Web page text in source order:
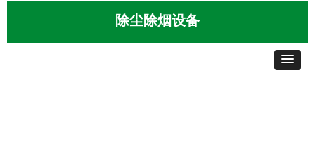
除尘除烟设备